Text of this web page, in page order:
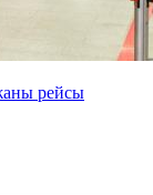
рейсы